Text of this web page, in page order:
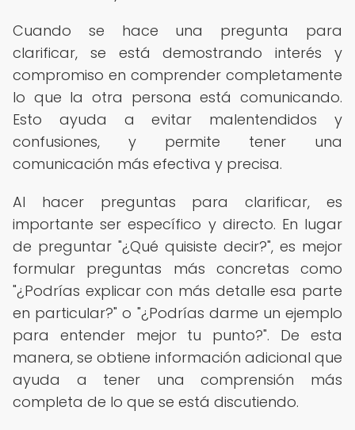
Cuando se hace una pregunta para
clarificar, se está demostrando interés y
compromiso en comprender completamente
lo que la otra persona está comunicando.
Esto ayuda a evitar malentendidos y
confusiones, y permite tener una
comunicación más efectiva y precisa.
Al hacer preguntas para clarificar, es
importante ser específico y directo. En lugar
de preguntar "¿Qué quisiste decir?", es mejor
formular preguntas más concretas como
"¿Podrías explicar con más detalle esa parte
en particular?" o "¿Podrías darme un ejemplo
para entender mejor tu punto?". De esta
manera, se obtiene información adicional que
ayuda a tener una comprensión más
completa de lo que se está discutiendo.